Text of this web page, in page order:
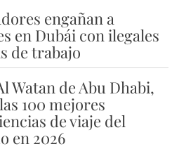
engañan a
en Dubái con ilegales
de trabajo
Watan de Abu Dhabi,
100 mejores
de viaje del
en 2026